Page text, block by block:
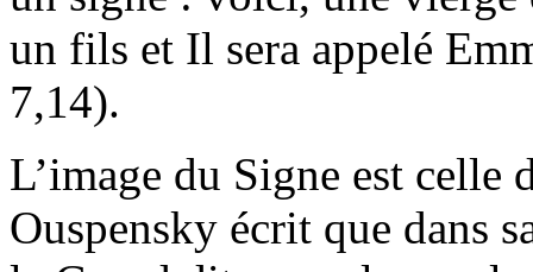
un fils et Il sera appelé
7,14).
L’image du Signe est celle
Ouspensky écrit que dans